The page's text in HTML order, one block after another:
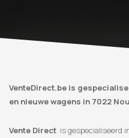
VenteDirect.be is
en nieuwe wagens in 7022
Vente Direct is gespecialiseerd